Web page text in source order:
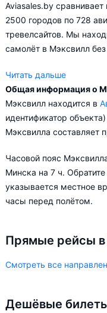
Aviasales.by
2500 городов по 728
тревелсайтов. Мы
самолёт в Мэксвилл
Читать дальше
Aviasales.by советует
заранее, чтобы вы
ориентируясь на свои
Общая информация о
Мэксвилл находится в
идентификатор
Мэксвилла составляет
Часовой пояс
Минска на 7 ч.
указывается местное
часы перед полётом.
Прямые рейсы в
Смотреть все
Дешёвые